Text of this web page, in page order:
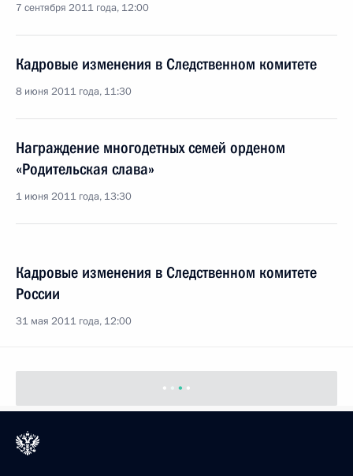
7 сентября 2011 года, 12:00
Кадровые изменения в Следственном комитете
8 июня 2011 года, 11:30
Награждение многодетных семей орденом
«Родительская слава»
1 июня 2011 года, 13:30
Кадровые изменения в Следственном комитете
России
31 мая 2011 года, 12:00